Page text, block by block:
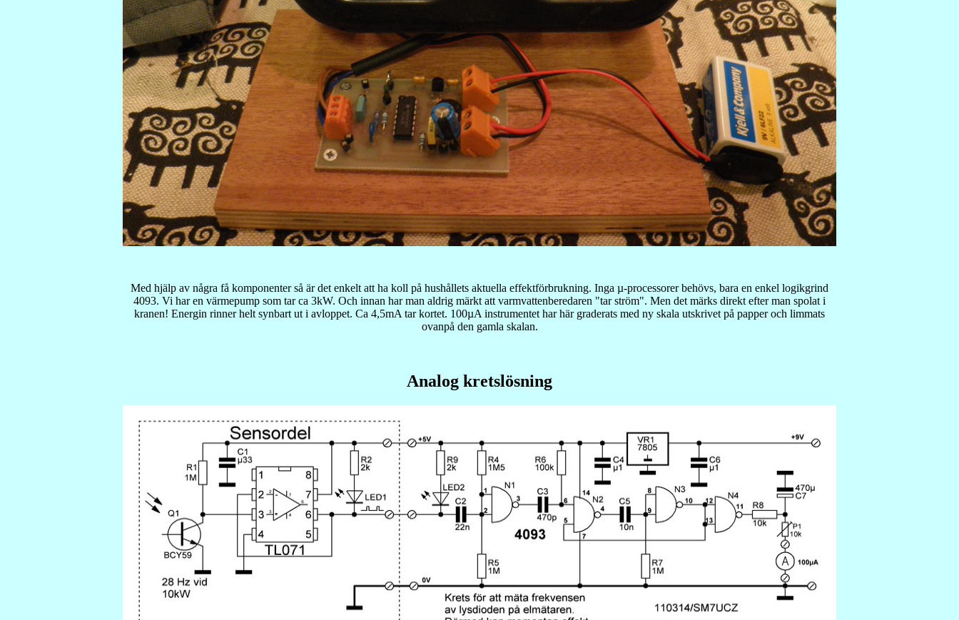
Med hjälp av några få komponenter så är det enkelt att ha koll på hushållets aktuella effektförbrukning. Inga µ-processorer behövs, bara en enkel logikgrind
4093. Vi har en värmepump som tar ca 3kW. Och innan har man aldrig märkt att varmvattenberedaren "tar ström". Men det märks direkt efter man spolat i
kranen! Energin rinner helt synbart ut i avloppet. Ca 4,5mA tar kortet. 100µA instrumentet har här graderats med ny skala utskrivet på papper och limmats
ovanpå den gamla skalan.
Analog kretslösning